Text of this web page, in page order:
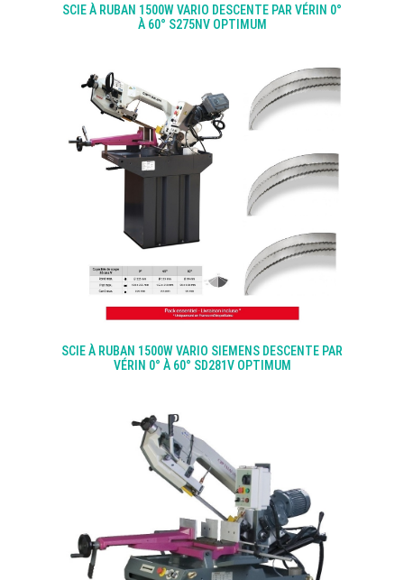
SCIE À RUBAN 1500W VARIO DESCENTE PAR VÉRIN 0°
À 60° S275NV OPTIMUM
SCIE À RUBAN 1500W VARIO SIEMENS DESCENTE PAR
VÉRIN 0° À 60° SD281V OPTIMUM